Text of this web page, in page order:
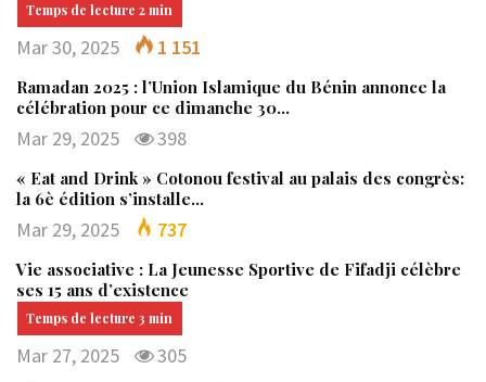
Mar 30, 2025 1 151
Ramadan 2025 : l’Union Islamique du Bénin annonce la
célébration pour ce dimanche 30…
Mar 29, 2025 398
« Eat and Drink » Cotonou festival au palais des congrès:
la 6è édition s’installe…
Mar 29, 2025 737
Vie associative : La Jeunesse Sportive de Fifadji célèbre
ses 15 ans d’existence
Mar 27, 2025 305